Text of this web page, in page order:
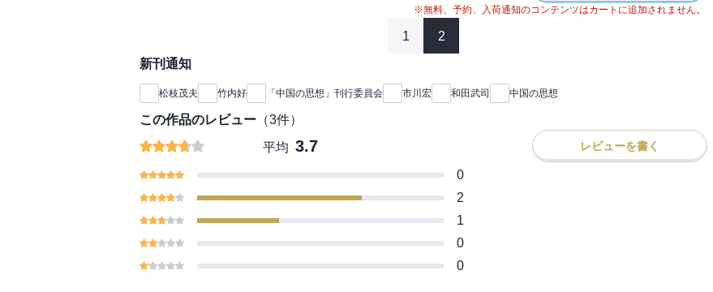
※無料、予約、入荷通知のコンテンツはカートに追加されません。
1 2
新刊通知
松枝茂夫 竹内好 「中国の思想」刊行委員会 市川宏 和田武司 中国の思想
この作品のレビュー （3件）
平均 3.7 レビューを書く
0
2
1
0
0